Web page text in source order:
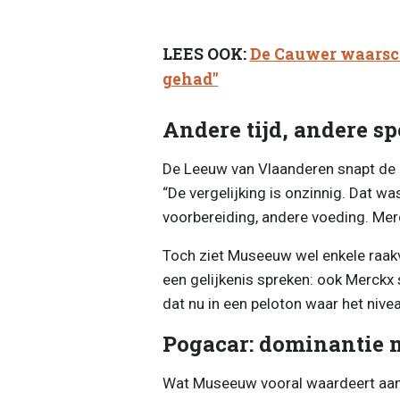
LEES OOK:De Cauwer
gehad"
Andere tijd, andere
De Leeuw van Vlaanderen snapt
“De vergelijking is onzinnig. Dat
voorbereiding, andere voeding.
Toch ziet Museeuw wel enkele
een gelijkenis spreken: ook
dat nu in een peloton waar het
Pogacar: dominantie
Wat Museeuw vooral waardeert